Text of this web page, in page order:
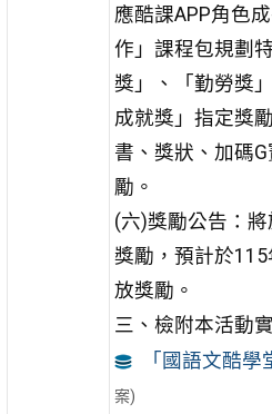
應酷課APP角色
作」課程包規劃
獎」、「勤勞獎
成就獎」指定獎
書、獎狀、加碼
勵。
(六)獎勵公告：
獎勵，預計於
放獎勵。
三、檢附本活動
「國語文酷
案)